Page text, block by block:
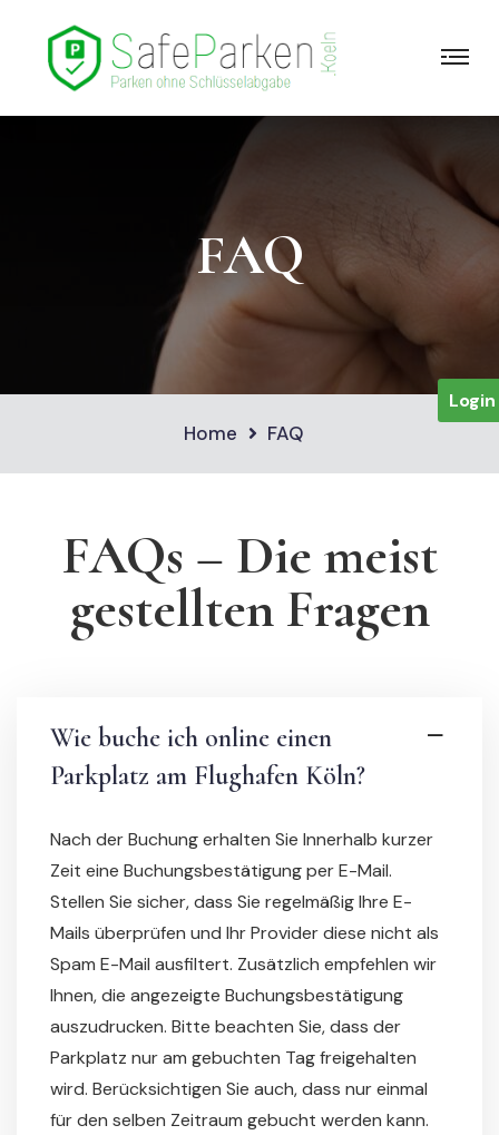
FAQ
Home FAQ
FAQs – Die meist
gestellten Fragen
Wie buche ich online einen
Parkplatz am Flughafen Köln?
Nach der Buchung erhalten Sie Innerhalb kurzer
Zeit eine Buchungsbestätigung per E-Mail.
Stellen Sie sicher, dass Sie regelmäßig Ihre E-
Mails überprüfen und Ihr Provider diese nicht als
Spam E-Mail ausfiltert. Zusätzlich empfehlen wir
Ihnen, die angezeigte Buchungsbestätigung
auszudrucken. Bitte beachten Sie, dass der
Parkplatz nur am gebuchten Tag freigehalten
wird. Berücksichtigen Sie auch, dass nur einmal
für den selben Zeitraum gebucht werden kann.
Login